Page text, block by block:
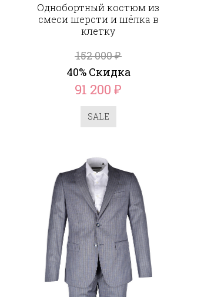
Однобортный костюм из
смеси шерсти и шёлка в
клетку
152 000₽
40% Скидка
91 200₽
SALE